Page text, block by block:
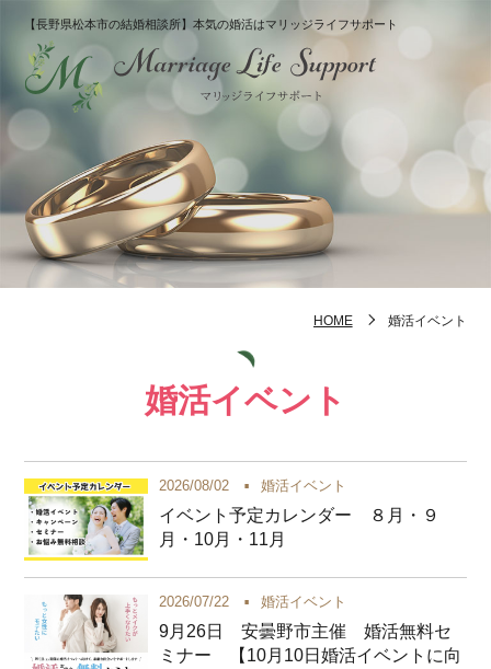
【長野県松本市の結婚相談所】本気の婚活はマリッジライフサポート
HOME 婚活イベント
婚活イベント
2026/08/02 婚活イベント
イベント予定カレンダー ８月・９
月・10月・11月
2026/07/22 婚活イベント
9月26日 安曇野市主催 婚活無料セ
ミナー 【10月10日婚活イベントに向